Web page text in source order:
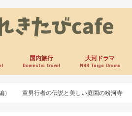
国内旅行
Domestic travel
大河ドラマ
NHK Taiga Drama
編） 童男行者の伝説と美しい庭園の粉河寺